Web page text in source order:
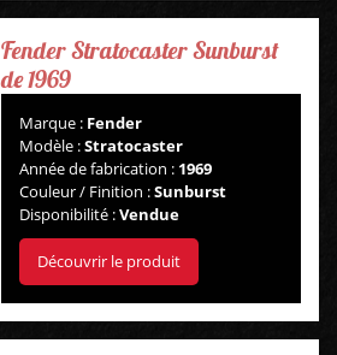
Fender Stratocaster Sunburst
de 1969
Marque : Fender
Modèle :Stratocaster
Année de fabrication : 1969
Couleur / Finition :Sunburst
Disponibilité :Vendue
Découvrir le produit